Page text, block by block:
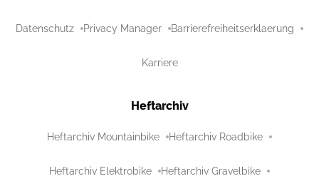
Datenschutz Privacy Manager Barrierefreiheitserklaerung
Karriere
Heftarchiv
Heftarchiv Mountainbike Heftarchiv Roadbike
Heftarchiv Elektrobike Heftarchiv Gravelbike